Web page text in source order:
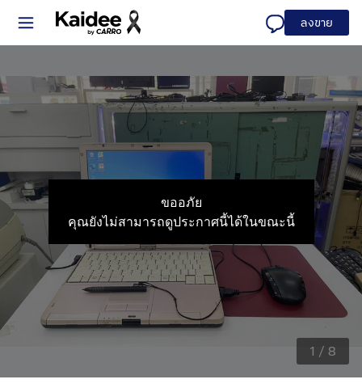
ลงขาย
ขออภัย
คุณยังไม่สามารถดูประกาศนี้ได้ในขณะนี้
1 / 8